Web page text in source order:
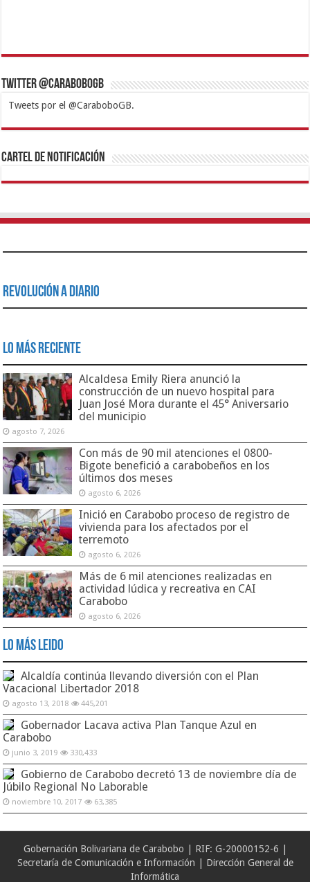
Twitter @CaraboboGB
Tweets por el @CaraboboGB.
1xbetBetturkeyBetistKralbetSupertotobetTipobetMatadorbetMariobet
https://mvbcasino.com/
Cartel de Notificación
Revolución a Diario
Lo Más Reciente
Alcaldesa Emily Riera anunció la
construcción de un nuevo hospital para
Juan José Mora durante el 45° Aniversario
del municipio
agosto 7, 2026
Con más de 90 mil atenciones el 0800-
Bigote benefició a carabobeños en los
últimos dos meses
agosto 6, 2026
Inició en Carabobo proceso de registro de
vivienda para los afectados por el
terremoto
agosto 6, 2026
Más de 6 mil atenciones realizadas en
actividad lúdica y recreativa en CAI
Carabobo
agosto 6, 2026
Lo Más Leido
Alcaldía continúa llevando diversión con el Plan
Vacacional Libertador 2018
agosto 13, 2018 445,201
Gobernador Lacava activa Plan Tanque Azul en
Carabobo
junio 3, 2019 330,433
Gobierno de Carabobo decretó 13 de noviembre día de
Júbilo Regional No Laborable
noviembre 10, 2017 63,385
Gobernación Bolivariana de Carabobo | RIF: G-20000152-6 |
Secretaría de Comunicación e Información | Dirección General de
Informática